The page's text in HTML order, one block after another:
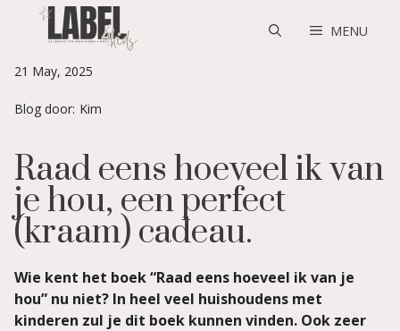
MENU
21 May, 2025
Blog door: Kim
Raad eens hoeveel ik van
je hou, een perfect
(kraam) cadeau.
Wie kent het boek “Raad eens hoeveel ik van je
hou” nu niet? In heel veel huishoudens met
kinderen zul je dit boek kunnen vinden. Ook zeer